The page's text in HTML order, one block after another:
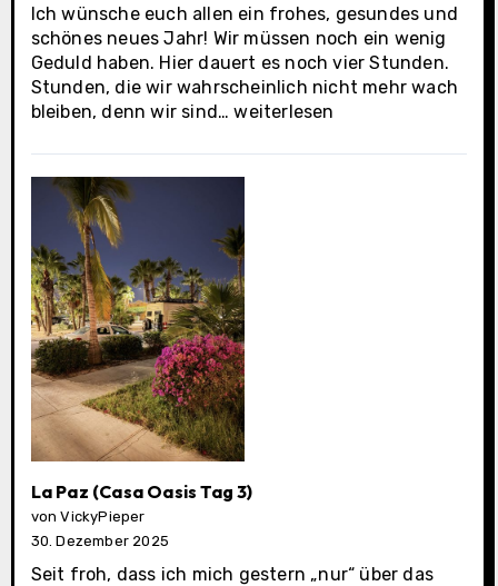
Ich wünsche euch allen ein frohes, gesundes und
schönes neues Jahr! Wir müssen noch ein wenig
Geduld haben. Hier dauert es noch vier Stunden.
Stunden, die wir wahrscheinlich nicht mehr wach
bleiben, denn wir sind…La
(Casa
Oasis
4)
weiterlesen
La Paz (Casa Oasis Tag 3)
von VickyPieper
30. Dezember 2025
Seit froh, dass ich mich gestern „nur“ über das